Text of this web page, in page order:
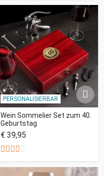
PERSONALISIERBAR
Wein Sommelier Set zum 40.
Geburtstag
€ 39,95